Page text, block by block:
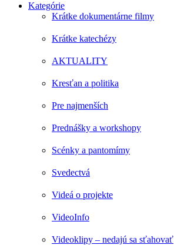
Kategórie
Krátke dokumentárne filmy
Krátke katechézy
AKTUALITY
Kresťan a politika
Pre najmenších
Prednášky a workshopy
Scénky a pantomímy
Svedectvá
Videá o projekte
VideoInfo
Videoklipy – nedajú sa sťahovať